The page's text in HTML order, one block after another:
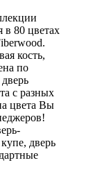
в 80 цветах
кость,
по
с разных
цвета Вы
дверь